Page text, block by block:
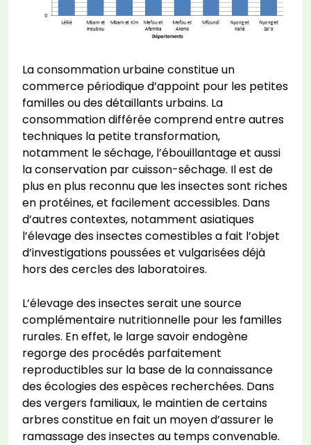
La consommation urbaine constitue un
commerce périodique d’appoint pour les petites
familles ou des détaillants urbains. La
consommation différée comprend entre autres
techniques la petite transformation,
notamment le séchage, l’ébouillantage et aussi
la conservation par cuisson-séchage. Il est de
plus en plus reconnu que les insectes sont riches
en protéines, et facilement accessibles. Dans
d’autres contextes, notamment asiatiques
l’élevage des insectes comestibles a fait l’objet
d’investigations poussées et vulgarisées déjà
hors des cercles des laboratoires.
L’élevage des insectes serait une source
complémentaire nutritionnelle pour les familles
rurales. En effet, le large savoir endogène
regorge des procédés parfaitement
reproductibles sur la base de la connaissance
des écologies des espèces recherchées. Dans
des vergers familiaux, le maintien de certains
arbres constitue en fait un moyen d’assurer le
ramassage des insectes au temps convenable.